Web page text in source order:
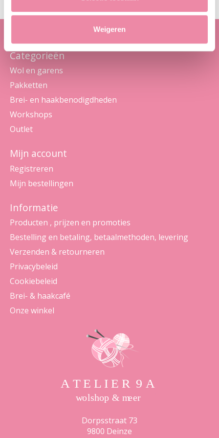
Weigeren
Categorieën
Wol en garens
Pakketten
Brei- en haakbenodigdheden
Workshops
Outlet
Mijn account
Registreren
Mijn bestellingen
Informatie
Producten , prijzen en promoties
Bestelling en betaling, betaalmethoden, levering
Verzenden & retourneren
Privacybeleid
Cookiebeleid
Brei- & haakcafé
Onze winkel
Dorpsstraat 73
9800 Deinze